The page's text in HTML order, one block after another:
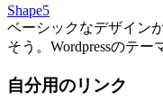
Shape5
ベーシックなデザイン
そう。Wordpressのテー
自分用のリンク